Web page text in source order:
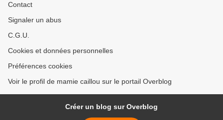
Contact
Signaler un abus
C.G.U.
Cookies et données personnelles
Préférences cookies
Voir le profil de mamie caillou sur le portail Overblog
Créer un blog sur Overblog